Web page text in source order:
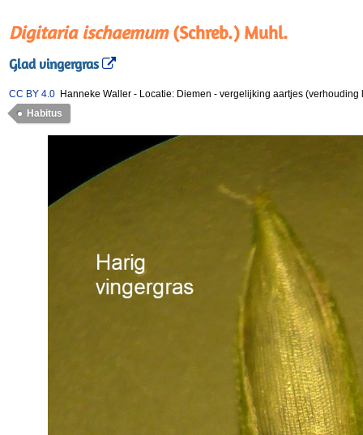
Digitaria ischaemum(Schreb.) Muhl.
Glad vingergras
CC BY 4.0 Hanneke Waller - Locatie: Diemen - vergelijking aartjes (verhouding
Habitus